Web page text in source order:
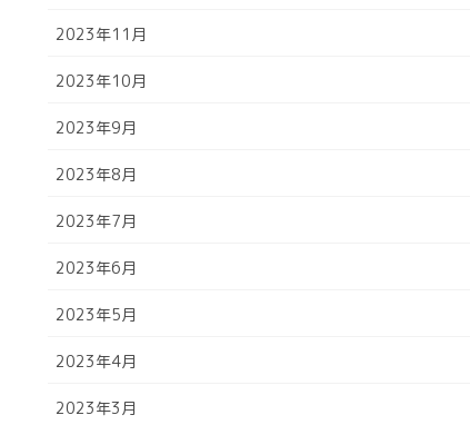
2023年11月
2023年10月
2023年9月
2023年8月
2023年7月
2023年6月
2023年5月
2023年4月
2023年3月